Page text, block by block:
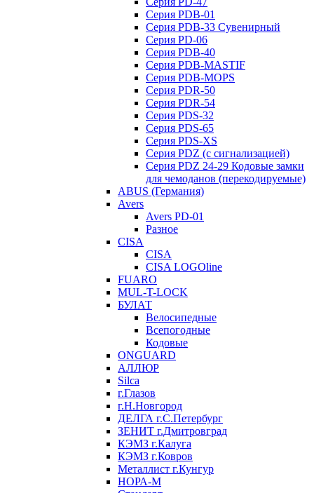
Серия PDB-01
Серия PDB-33 Сувенирный
Серия PD-06
Серия PDB-40
Серия PDB-MASTIF
Серия PDB-MOPS
Серия PDR-50
Серия PDR-54
Серия PDS-32
Серия PDS-65
Серия PDS-XS
Серия PDZ (с сигнализацией)
Серия PDZ 24-29 Кодовые замки
для чемоданов (перекодируемые)
ABUS (Германия)
Avers
Avers PD-01
Разное
CISA
CISA
CISA LOGOline
FUARO
MUL-T-LOCK
БУЛАТ
Велосипедные
Всепогодные
Кодовые
ONGUARD
АЛЛЮР
Silca
г.Глазов
г.Н.Новгород
ДЕЛГА г.С.Петербург
ЗЕНИТ г.Дмитровград
КЭМЗ г.Калуга
КЭМЗ г.Ковров
Металлист г.Кунгур
НОРА-М